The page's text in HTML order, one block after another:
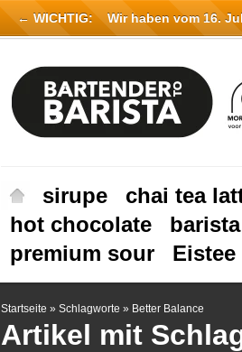
sirupe chai tea
hot chocolate
premium sour
Eistee
Startseite » Schlagworte » Better Balance
Artikel mit
← WICHTIG:Wir haben vom 16.